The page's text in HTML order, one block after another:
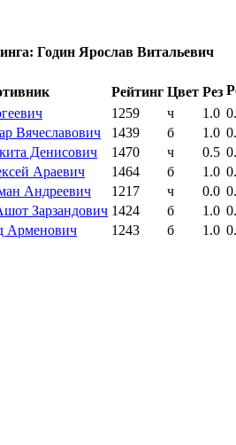
Годин Ярослав Витальевич
Рейтинг Цвет Рез
1259 ч 1.0
Вячеславович 1439 б 1.0
Денисович 1470 ч 0.5
Араевич 1464 б 1.0
Андреевич 1217 ч 0.0
Зарзандович 1424 б 1.0
Арменович 1243 б 1.0